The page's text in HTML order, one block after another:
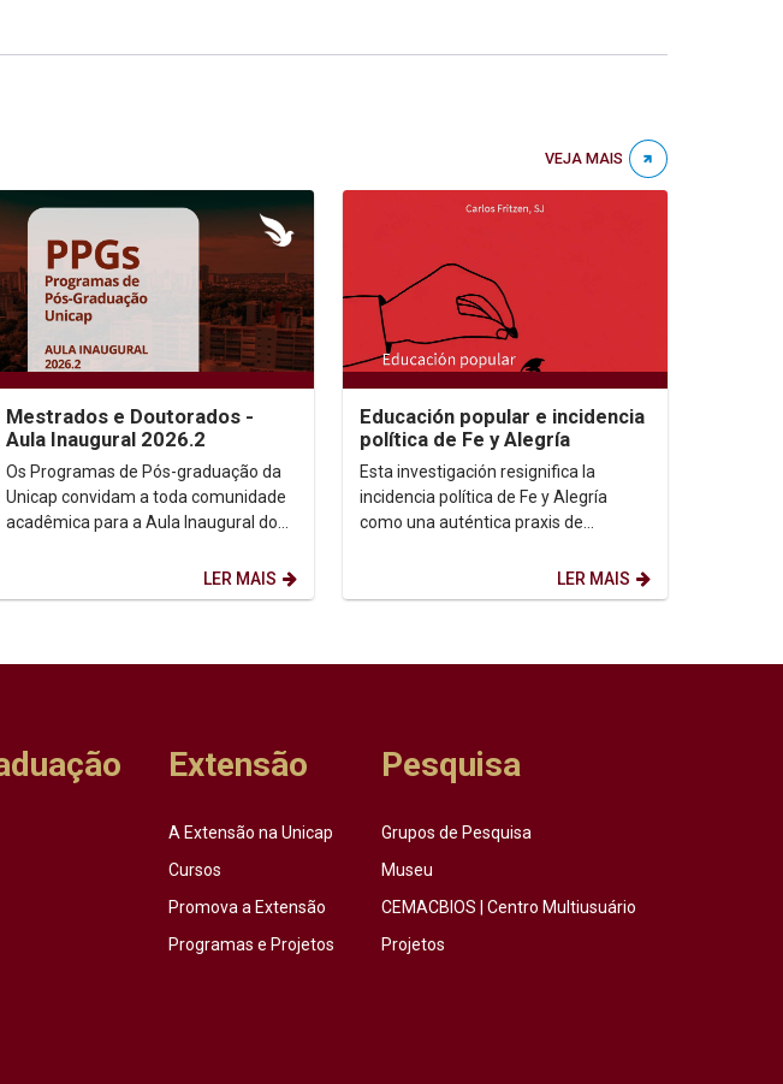
VEJA MAIS
Mestrados e Doutorados -
Aula Inaugural 2026.2
Os Programas de Pós-graduação da
Unicap convidam a toda comunidade
acadêmica para a Aula Inaugural do
LER MAIS
Educación popular e incidencia
política de Fe y Alegría
Esta investigación resignifica la
incidencia política de Fe y Alegría
como una auténtica praxis de
LER MAIS
Extensão
A Extensão na Unicap
Cursos
Promova a Extensão
Programas e Projetos
Pesquisa
Grupos de Pesquisa
Museu
CEMACBIOS | Centro Multiusuário
Projetos